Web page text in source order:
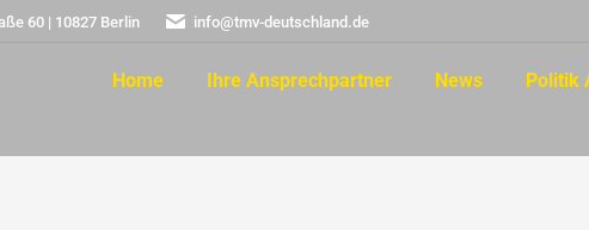
60 | 10827 Berlin info@tmv-deutschland.de
Home Ihre Ansprechpartner News Politik